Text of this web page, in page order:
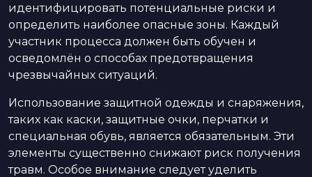
идентифицировать потенциальные риски и
определить наиболее опасные зоны. Каждый
участник процесса должен быть обучен и
осведомлён о способах предотвращения
чрезвычайных ситуаций.
Использование защитной одежды и снаряжения,
таких как каски, защитные очки, перчатки и
специальная обувь, является обязательным. Эти
элементы существенно снижают риск получения
травм. Особое внимание следует уделить